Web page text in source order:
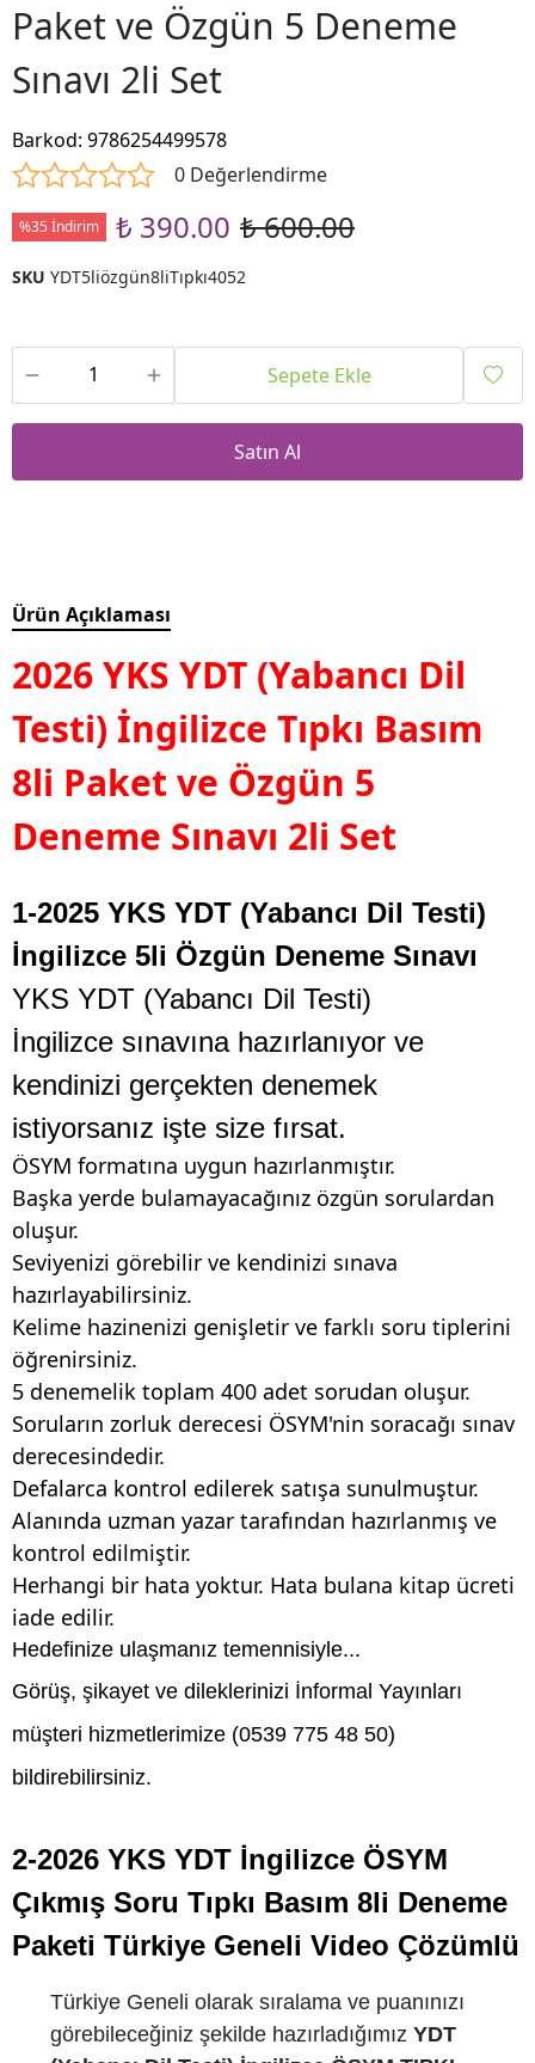
Paket ve Özgün 5 Deneme
Sınavı 2li Set
Barkod: 9786254499578
0 Değerlendirme
%35 İndirim ₺ 390.00 ₺ 600.00
SKU YDT5liözgün8liTıpkı4052
Sepete Ekle
Satın Al
Ürün Açıklaması
2026 YKS YDT (Yabancı Dil
Testi) İngilizce Tıpkı Basım
8li Paket ve Özgün 5
Deneme Sınavı 2li Set
1-2025 YKS YDT (Yabancı Dil Testi)
İngilizce 5li Özgün Deneme Sınavı
YKS YDT (Yabancı Dil Testi)
İngilizce sınavına hazırlanıyor ve
kendinizi gerçekten denemek
istiyorsanız işte size fırsat.
ÖSYM formatına uygun hazırlanmıştır.
Başka yerde bulamayacağınız özgün sorulardan
oluşur.
Seviyenizi görebilir ve kendinizi sınava
hazırlayabilirsiniz.
Kelime hazinenizi genişletir ve farklı soru tiplerini
öğrenirsiniz.
5 denemelik toplam 400 adet sorudan oluşur.
Soruların zorluk derecesi ÖSYM'nin soracağı sınav
derecesindedir.
Defalarca kontrol edilerek satışa sunulmuştur.
Alanında uzman yazar tarafından hazırlanmış ve
kontrol edilmiştir.
Herhangi bir hata yoktur. Hata bulana kitap ücreti
iade edilir.
Hedefinize ulaşmanız temennisiyle...
Görüş, şikayet ve dileklerinizi İnformal Yayınları
müşteri hizmetlerimize (0539 775 48 50)
bildirebilirsiniz.
2-2026 YKS YDT İngilizce ÖSYM
Çıkmış Soru Tıpkı Basım 8li Deneme
Paketi Türkiye Geneli Video Çözümlü
Türkiye Geneli olarak sıralama ve puanınızı
görebileceğiniz şekilde hazırladığımız YDT